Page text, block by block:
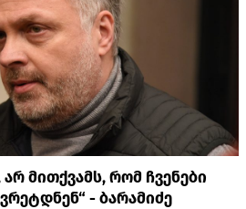
მითქვამს, რომ ჩვენები
- ბარამიძე